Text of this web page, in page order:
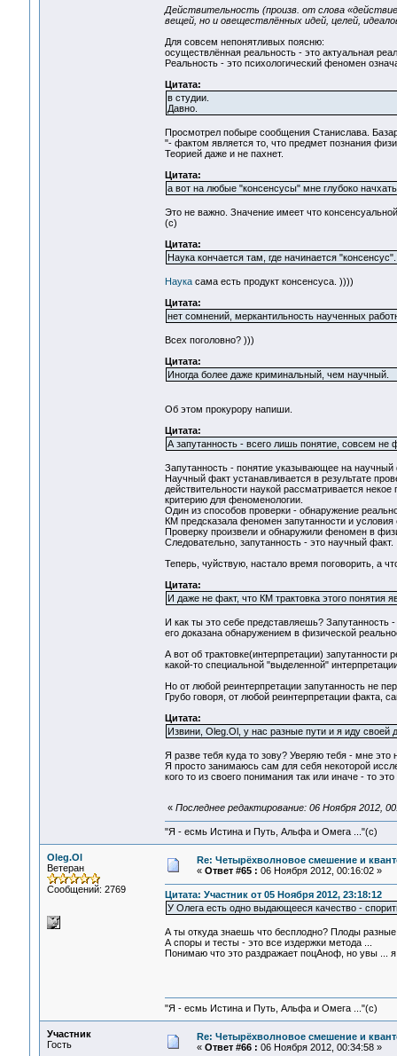
Действительность (произв. от слова
вещей, но и овеществлённых идей, целей,
Для совсем непонятливых поясню:
осуществлённая реальность - это актуальная
Реальность - это психологический феномен
Цитата:
в студии.
Давно.
Просмотрел побыре сообщения Станислава.
"- фактом является то, что предмет познания
Теорией даже и не пахнет.
Цитата:
а вот на любые "консенсусы" мне глубоко
Это не важно. Значение имеет что
(с)
Цитата:
Наука кончается там, где начинается "консенсус".
Наукасама есть продукт консенсуса. ))))
Цитата:
нет сомнений, меркантильность наученных
Всех поголовно? )))
Цитата:
Иногда более даже криминальный, чем научный.
Об этом прокурору напиши.
Цитата:
А запутанность - всего лишь понятие, совсем не
Запутанность - понятие указывающее на
Научный факт устанавливается в результате
действительности наукой рассматривается
критерию для феноменологии.
Один из способов проверки - обнаружение
КМ предсказала феномен запутанности и условия
Проверку произвели и обнаружили феномен в
Следовательно, запутанность - это научный факт.
Теперь, чуйствую, настало время поговорить, а
Цитата:
И даже не факт, что КМ трактовка этого понятия
И как ты это себе представляешь? Запутанность
его доказана обнаружением в физической
А вот об трактовке(интерпретации)
какой-то специальной "выделенной"
Но от любой реинтерпретации запутанность не
Грубо говоря, от любой реинтерпретации факта,
Цитата:
Извини, Oleg.Ol, у нас разные пути и я иду своей
Я разве тебя куда то зову? Уверяю тебя - мне это
Я просто занимаюсь сам для себя некоторой
кого то из своего понимания так или иначе - то
« Последнее редактирование: 06 Ноября 2012,
"Я - есмь Истина и Путь, Альфа и Омега ..."(с)
Oleg.Ol
Ветеран
Сообщений: 2769
Re: Четырёхволновое смешение и
« Ответ #65 : 06 Ноября 2012, 00:16:02 »
Цитата: Участник от 05 Ноября 2012, 23:18:12
У Олега есть одно выдающееся качество -
А ты откуда знаешь что бесплодно? Плоды
А споры и тесты - это все издержки метода ...
Понимаю что это раздражает поцАноф, но увы ...
"Я - есмь Истина и Путь, Альфа и Омега ..."(с)
Участник
Гость
Re: Четырёхволновое смешение и
« Ответ #66 : 06 Ноября 2012, 00:34:58 »